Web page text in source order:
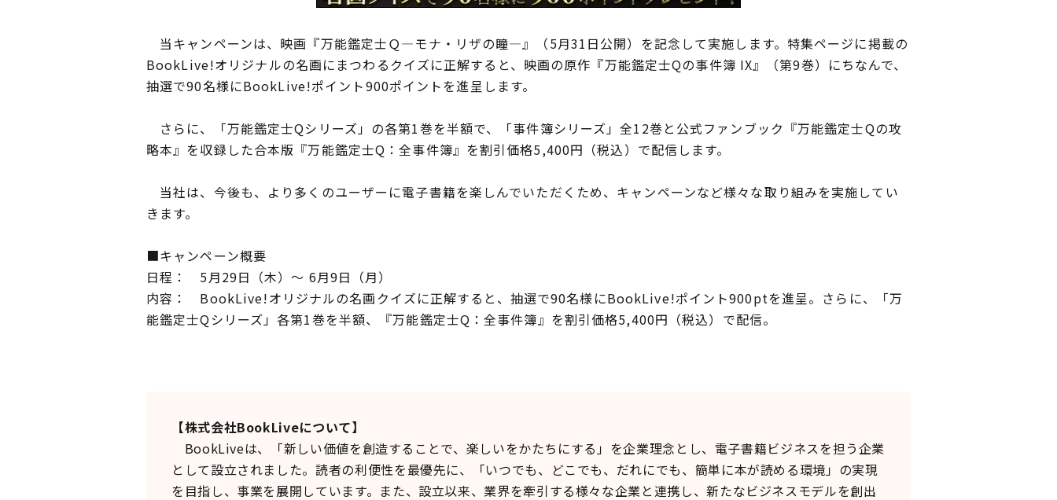
当キャンペーンは、映画『万能鑑定士Ｑ―モナ・リザの瞳―』（5月31日公開）を記念して実施します。特集ページに掲載の
BookLive!オリジナルの名画にまつわるクイズに正解すると、映画の原作『万能鑑定士Qの事件簿 IX』（第9巻）にちなんで、
抽選で90名様にBookLive!ポイント900ポイントを進呈します。
さらに、「万能鑑定士Qシリーズ」の各第1巻を半額で、「事件簿シリーズ」全12巻と公式ファンブック『万能鑑定士Qの攻
略本』を収録した合本版『万能鑑定士Q：全事件簿』を割引価格5,400円（税込）で配信します。
当社は、今後も、より多くのユーザーに電子書籍を楽しんでいただくため、キャンペーンなど様々な取り組みを実施してい
きます。
■キャンペーン概要
日程： 5月29日（木）～ 6月9日（月）
内容： BookLive!オリジナルの名画クイズに正解すると、抽選で90名様にBookLive!ポイント900ptを進呈。さらに、「万
能鑑定士Qシリーズ」各第1巻を半額、『万能鑑定士Q：全事件簿』を割引価格5,400円（税込）で配信。
【株式会社BookLiveについて】
BookLiveは、「新しい価値を創造することで、楽しいをかたちにする」を企業理念とし、電子書籍ビジネスを担う企業
として設立されました。読者の利便性を最優先に、「いつでも、どこでも、だれにでも、簡単に本が読める環境」の実現
を目指し、事業を展開しています。また、設立以来、業界を牽引する様々な企業と連携し、新たなビジネスモデルを創出